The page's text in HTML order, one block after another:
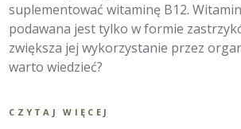
suplementować witaminę B12.
podawana jest tylko w formie
zwiększa jej wykorzystanie przez
warto wiedzieć?
CZYTAJ WIĘCEJ